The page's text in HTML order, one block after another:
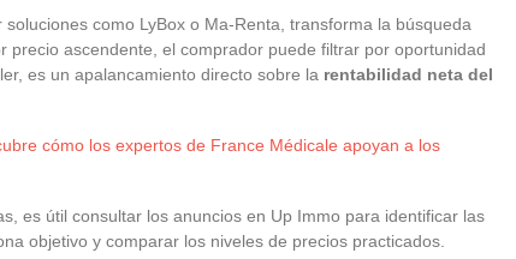
como LyBox o Ma-Renta, transforma la búsqueda
precio ascendente, el comprador puede filtrar por oportunidad
es un apalancamiento directo sobre la rentabilidad neta del
cómo los expertos de France Médicale apoyan a los
es útil consultar los anuncios en Up Immo para identificar las
objetivo y comparar los niveles de precios practicados.